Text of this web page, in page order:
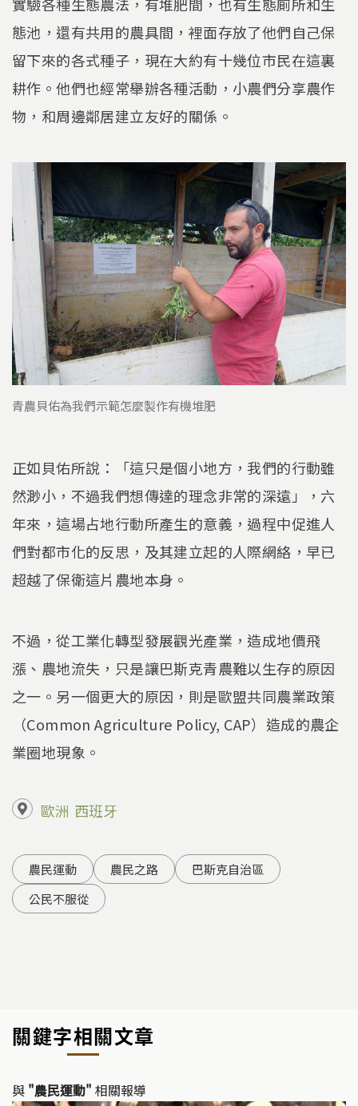
態池，還有共用的農具間，裡面存放了他們自己保
留下來的各式種子，現在大約有十幾位市民在這裏
耕作。他們也經常舉辦各種活動，小農們分享農作
物，和周邊鄰居建立友好的關係。
青農貝佑為我們示範怎麼製作有機堆肥
正如貝佑所說：「這只是個小地方，我們的行動雖
然渺小，不過我們想傳達的理念非常的深遠」，六
年來，這場占地行動所產生的意義，過程中促進人
們對都市化的反思，及其建立起的人際網絡，早已
超越了保衛這片農地本身。
不過，從工業化轉型發展觀光產業，造成地價飛
漲、農地流失，只是讓巴斯克青農難以生存的原因
之一。另一個更大的原因，則是歐盟共同農業政策
（Common Agriculture Policy, CAP）造成的農企
業圈地現象。
歐洲 西班牙
農民運動 農民之路
巴斯克自治區
公民不服從
關鍵字相關文章
與 "農民運動" 相關報導